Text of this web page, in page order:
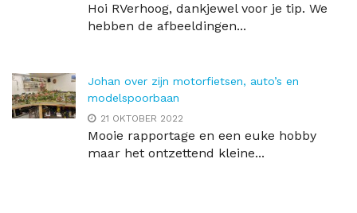
Hoi RVerhoog, dankjewel voor je tip. We
hebben de afbeeldingen...
Johan over zijn motorfietsen, auto’s en
modelspoorbaan
21 OKTOBER 2022
Mooie rapportage en een euke hobby
maar het ontzettend kleine...